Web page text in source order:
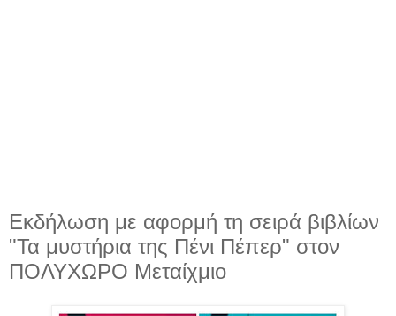
Εκδήλωση με αφορμή τη σειρά βιβλίων
"Τα μυστήρια της Πένι Πέπερ" στον
ΠΟΛΥΧΩΡΟ Μεταίχμιο